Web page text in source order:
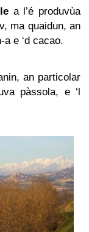
a l’é produvùa
ma quaidun, an
e ‘d cacao.
an particolar
pàssola, e ‘l